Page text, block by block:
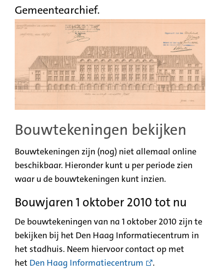
Gemeentearchief.
Bouwtekeningen bekijken
Bouwtekeningen zijn (nog) niet allemaal online
beschikbaar. Hieronder kunt u per periode zien
waar u de bouwtekeningen kunt inzien.
Bouwjaren 1 oktober 2010 tot nu
De bouwtekeningen van na 1 oktober 2010 zijn te
bekijken bij het Den Haag Informatiecentrum in
het stadhuis. Neem hiervoor contact op met
het Den Haag Informatiecentrum .